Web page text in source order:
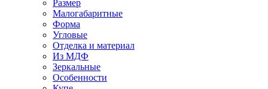
Размер
Малогабаритные
Форма
Угловые
Отделка и материал
Из МДФ
Зеркальные
Особенности